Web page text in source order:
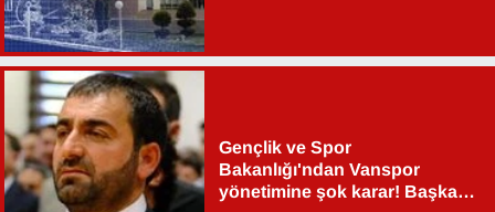
Gençlik ve Spor
Bakanlığı'ndan Vanspor
yönetimine şok karar! Başkan